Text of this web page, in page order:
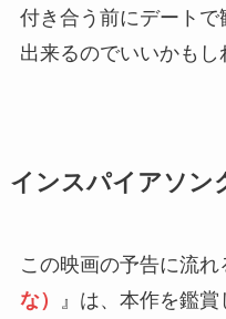
付き合う前にデート
出来るのでいいかもし
インスパイアソン
この映画の予告に流れ
な）
』は、本作を鑑